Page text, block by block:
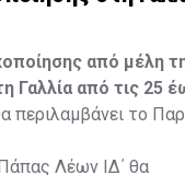
από μέλη
Γαλλία από τις 25
περιλαμβάνει το
Λέων ΙΔ΄ θα